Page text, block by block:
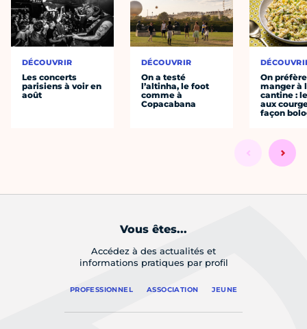
DÉCOUVRIR
Les concerts
parisiens à voir en
août
DÉCOUVRIR
On a testé
l’altinha, le foot
comme à
Copacabana
On préfère
manger à
cantine :
aux
façon
Vous êtes...
Accédez à des actualités et
informations pratiques par profil
PROFESSIONNEL ASSOCIATION JEUNE